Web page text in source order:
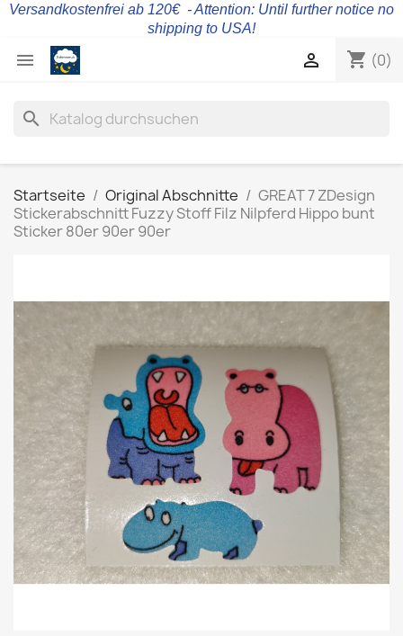
Versandkostenfrei ab 120€ - Attention: Until further notice no
shipping to USA!
 shopping_cart (0)

search
Startseite Original Abschnitte
GREAT 7 ZDesign
Stickerabschnitt Fuzzy Stoff Filz Nilpferd Hippo bunt
Sticker 80er 90er 90er